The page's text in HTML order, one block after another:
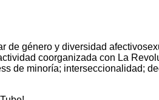
género y diversidad
coorganizada con La
de minoría; interseccionalidad;